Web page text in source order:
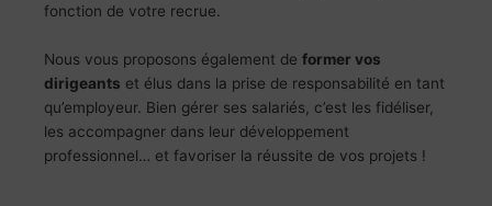
fonction de votre recrue.
Nous vous proposons également de former vos
dirigeants et élus dans la prise de responsabilité en tant
qu’employeur. Bien gérer ses salariés, c’est les fidéliser,
les accompagner dans leur développement
professionnel… et favoriser la réussite de vos projets !